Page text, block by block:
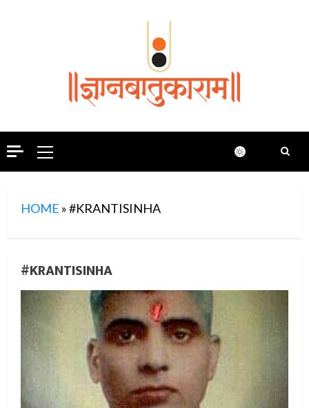
Primary
Menu
HOME »#KRANTISINHA
#KRANTISINHA